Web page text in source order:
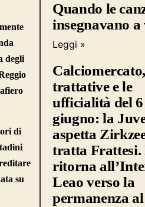
degli
di
su
Quando le
insegnavano a
Leggi »
trattative e le
ufficialità del 6
giugno: la
aspetta
tratta Frattesi.
ritorna
Leao verso la
permanenza